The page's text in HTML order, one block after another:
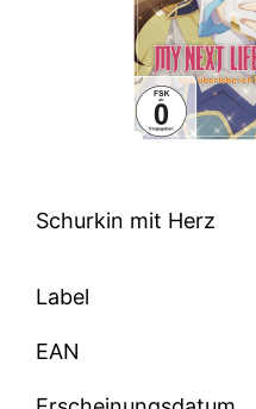
Schurkin mit Herz
Label
EAN